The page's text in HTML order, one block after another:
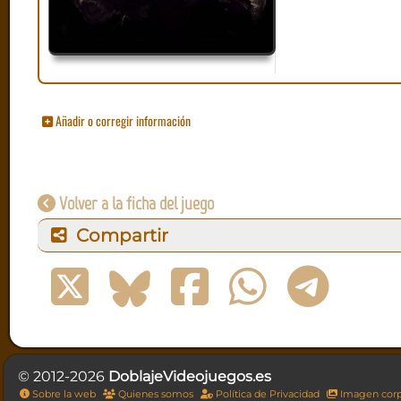
Añadir o corregir información
Volver a la ficha del juego
Compartir
© 2012-2026 DoblajeVideojuegos.es
Sobre la web Quienes somos Política de Privacidad Imagen